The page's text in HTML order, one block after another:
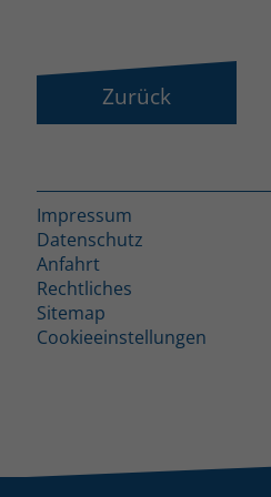
Zurück
Impressum
Datenschutz
Anfahrt
Rechtliches
Sitemap
Cookieeinstellungen